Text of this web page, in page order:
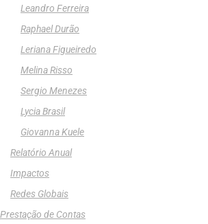
Leandro Ferreira
Raphael Durão
Leriana Figueiredo
Melina Risso
Sergio Menezes
Lycia Brasil
Giovanna Kuele
Relatório Anual
Impactos
Redes Globais
Prestação de Contas